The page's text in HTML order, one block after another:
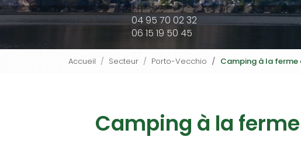
04 95 70 02 32
06 15 19 50 45
Accueil Secteur Porto-Vecchio Camping à la
Camping à la